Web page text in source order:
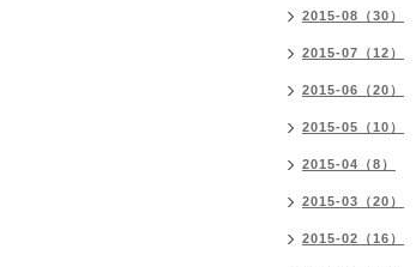
2015-08（30）
2015-07（12）
2015-06（20）
2015-05（10）
2015-04（8）
2015-03（20）
2015-02（16）